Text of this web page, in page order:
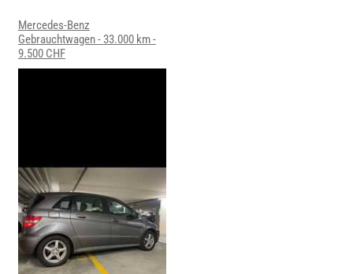
Mercedes-Benz
Gebrauchtwagen - 33.000 km -
9.500 CHF